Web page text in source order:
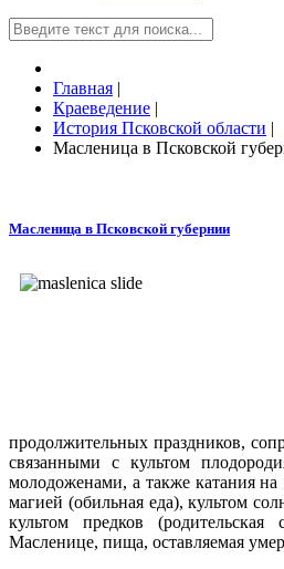
Главная |
Краеведение |
История Псковской области |
Масленица в Псковской
Масленица в Псковской губернии
продолжительных праздников,
связанными с культом
молодоженами, а также катания
магией (обильная еда), культом
культом предков (родительская
Масленице, пища, оставляемая